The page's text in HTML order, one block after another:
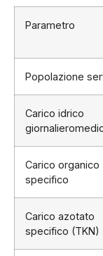
Parametro
Popolazione
Carico idrico
Carico organico
specifico
Carico azotato
specifico (TKN)